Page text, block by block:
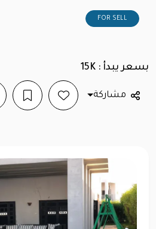
FOR SELL
بسعر يبدأ : 15K
مشاركة